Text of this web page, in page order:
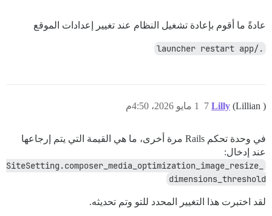
عادةً ما أقوم بإعادة تشغيل النظام عند تغيير إعدادات الموقع
./launcher restart app
Lilly (Lillian ) 1 مايو 2026، 4:50م 7
في وحدة تحكم Rails مرة أخرى، ما هي القيمة التي يتم إرجاعها
عند إدخال:
SiteSetting.composer_media_optimization_image_resize_
dimensions_threshold
لقد اختبرت هذا التغيير المحدد للتو وتم تحديثه.